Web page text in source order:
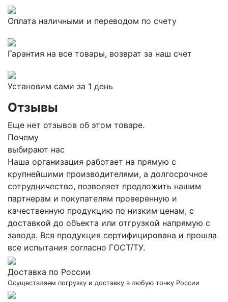
Оплата наличными и переводом по счету
Гарантия на все товары, возврат за наш счет
Установим сами за 1 день
Отзывы
Еще нет отзывов об этом товаре.
Почему
выбирают нас
Наша организация работает на прямую с
крупнейшими производителями, а долгосрочное
сотрудничество, позволяет предложить нашим
партнерам и покупателям проверенную и
качественную продукцию по низким ценам, с
доставкой до объекта или отгрузкой напрямую с
завода. Вся продукция сертифицирована и прошла
все испытания согласно ГОСТ/ТУ.
Доставка по России
Осуществляем погрузку и доставку в любую точку России